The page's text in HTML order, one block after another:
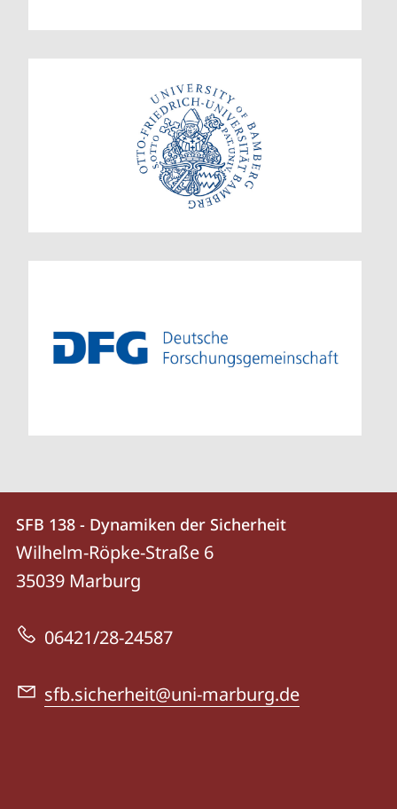
Kontakt
und
Informationen
zur
Website
Kontaktinformationen
SFB
138
Dynamiken
Sicherheit
SFB 138 - Dynamiken der Sicherheit
Wilhelm-Röpke-Straße 6
35039 Marburg
06421/28-24587
sfb.sicherheit@uni-marburg.de